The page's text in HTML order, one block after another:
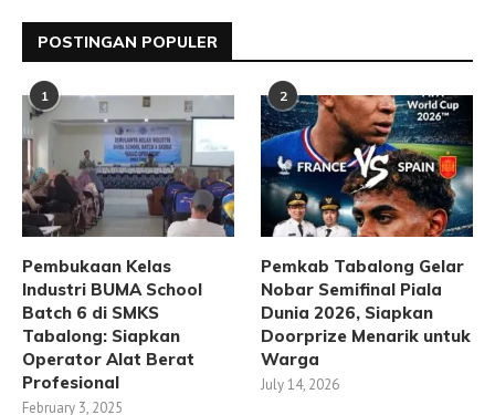
POSTINGAN POPULER
1
Pembukaan Kelas
Industri BUMA School
Batch 6 di SMKS
Tabalong: Siapkan
Operator Alat Berat
Profesional
February 3, 2025
2
Pemkab Tabalong Gelar
Nobar Semifinal Piala
Dunia 2026, Siapkan
Doorprize Menarik untuk
Warga
July 14, 2026